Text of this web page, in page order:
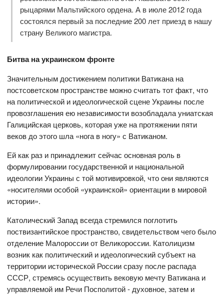
рыцарями Мальтийского ордена. А в июле 2012 года
состоялся первый за последние 200 лет приезд в нашу
страну Великого магистра.
Битва на украинском фронте
Значительным достижением политики Ватикана на
постсоветском пространстве можно считать тот факт, что
на политической и идеологической сцене Украины после
провозглашения ею независимости возобладала униатская
Галицийская церковь, которая уже на протяжении пяти
веков до этого шла «нога в ногу» с Ватиканом.
Ей как раз и принадлежит сейчас основная роль в
формулировании государственной и национальной
идеологии Украины с той мотивировкой, что они являются
«носителями особой «украинской» ориентации в мировой
истории».
Католический Запад всегда стремился поглотить
поствизантийское пространство, свидетельством чего было
отделение Малороссии от Великороссии. Католицизм
возник как политический и идеологический субъект на
территории исторической России сразу после распада
СССР, стремясь осуществить вековую мечту Ватикана и
управляемой им Речи Посполитой - духовное, затем и